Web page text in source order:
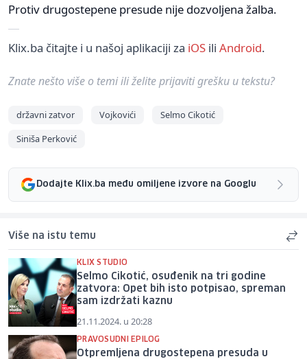
Protiv drugostepene presude nije dozvoljena žalba.
Klix.ba čitajte i u našoj aplikaciji za iOS ili Android.
Znate nešto više o temi ili želite prijaviti grešku u tekstu?
državni zatvor Vojkovići
Selmo Cikotić
Siniša Perković
Dodajte Klix.ba među omiljene izvore na Googlu
Više na istu temu
KLIX STUDIO
Selmo Cikotić, osuđenik na tri godine
zatvora: Opet bih isto potpisao, spreman
sam izdržati kaznu
21.11.2024. u 20:28
PRAVOSUDNI EPILOG
Otpremljena drugostepena presuda u